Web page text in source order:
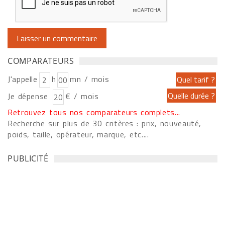
COMPARATEURS
J'appelle h
mn / mois
Je dépense
€ / mois
Retrouvez tous nos comparateurs complets...
Recherche sur plus de 30 critères : prix, nouveauté,
poids, taille, opérateur, marque, etc....
PUBLICITÉ